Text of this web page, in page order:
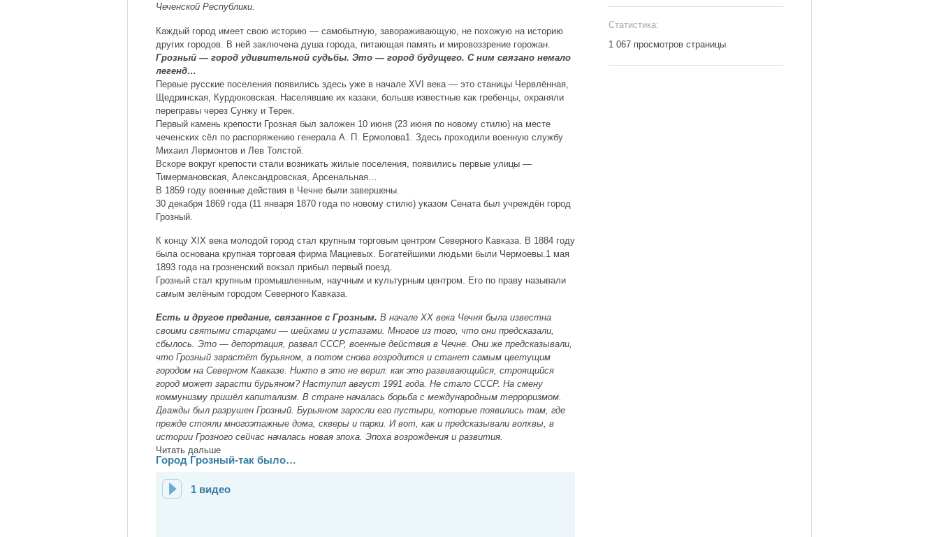
Чеченской Республики.
Каждый город имеет свою историю — самобытную, завораживающую, не похожую на историю
других городов. В ней заключена душа города, питающая память и мировоззрение горожан.
Грозный — город удивительной судьбы. Это — город будущего. С ним связано немало
легенд…
Первые русские поселения появились здесь уже в начале XVI века — это станицы Червлённая,
Щедринская, Курдюковская. Населявшие их казаки, больше известные как гребенцы, охраняли
переправы через Сунжу и Терек.
Первый камень крепости Грозная был заложен 10 июня (23 июня по новому стилю) на месте
чеченских сёл по распоряжению генерала А. П. Ермолова1. Здесь проходили военную службу
Михаил Лермонтов и Лев Толстой.
Вскоре вокруг крепости стали возникать жилые поселения, появились первые улицы —
Тимермановская, Александровская, Арсенальная…
В 1859 году военные действия в Чечне были завершены.
30 декабря 1869 года (11 января 1870 года по новому стилю) указом Сената был учреждён город
Грозный.
К концу XIX века молодой город стал крупным торговым центром Северного Кавказа. В 1884 году
была основана крупная торговая фирма Мациевых. Богатейшими людьми были Чермоевы.1 мая
1893 года на грозненский вокзал прибыл первый поезд.
Грозный стал крупным промышленным, научным и культурным центром. Его по праву называли
самым зелёным городом Северного Кавказа.
Есть и другое предание, связанное с Грозным. В начале XX века Чечня была известна
своими святыми старцами — шейхами и устазами. Многое из того, что они предсказали,
сбылось. Это — депортация, развал СССР, военные действия в Чечне. Они же предсказывали,
что Грозный зарастёт бурьяном, а потом снова возродится и станет самым цветущим
городом на Северном Кавказе. Никто в это не верил: как это развивающийся, строящийся
город может зарасти бурьяном? Наступил август 1991 года. Не стало СССР. На смену
коммунизму пришёл капитализм. В стране началась борьба с международным терроризмом.
Дважды был разрушен Грозный. Бурьяном заросли его пустыри, которые появились там, где
прежде стояли многоэтажные дома, скверы и парки. И вот, как и предсказывали волхвы, в
истории Грозного сейчас началась новая эпоха. Эпоха возрождения и развития.
Читать дальше
Город Грозный-так было…
1 видео
Статистика:
1 067 просмотров страницы